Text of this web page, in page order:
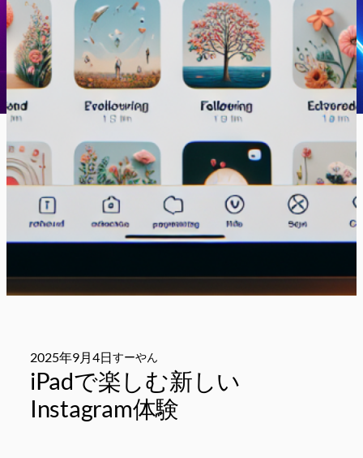
2025年9月4日すーやん
iPadで楽しむ新しい
Instagram体験